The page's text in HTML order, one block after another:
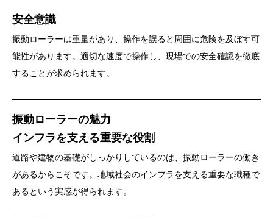
安全意識
振動ローラーは重量があり、操作を誤ると周囲に危険を及ぼす可
能性があります。適切な速度で操作し、現場での安全確認を徹底
することが求められます。
振動ローラーの魅力
インフラを支える重要な役割
道路や建物の基礎がしっかりしているのは、振動ローラーの働き
があるからこそです。地域社会のインフラを支える重要な職種で
あるという実感が得られます。